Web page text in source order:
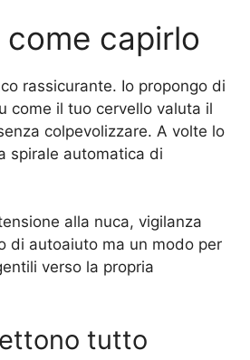
capirlo
rassicurante. Io propongo di
come il tuo cervello valuta il
colpevolizzare. A volte lo
spirale automatica di
alla nuca, vigilanza
di autoaiuto ma un modo per
verso la propria
tutto